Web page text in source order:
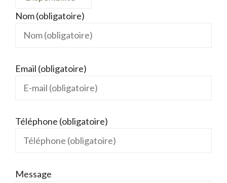
Nom (obligatoire)
Email (obligatoire)
Téléphone (obligatoire)
Message